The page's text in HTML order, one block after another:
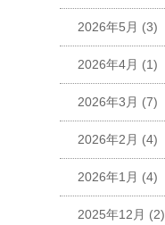
2026年5月 (3)
2026年4月 (1)
2026年3月 (7)
2026年2月 (4)
2026年1月 (4)
2025年12月 (2)